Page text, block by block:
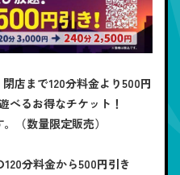
店まで120分料金より500円
べるお得なチケット！
（数量限定販売）
分料金から500円引き